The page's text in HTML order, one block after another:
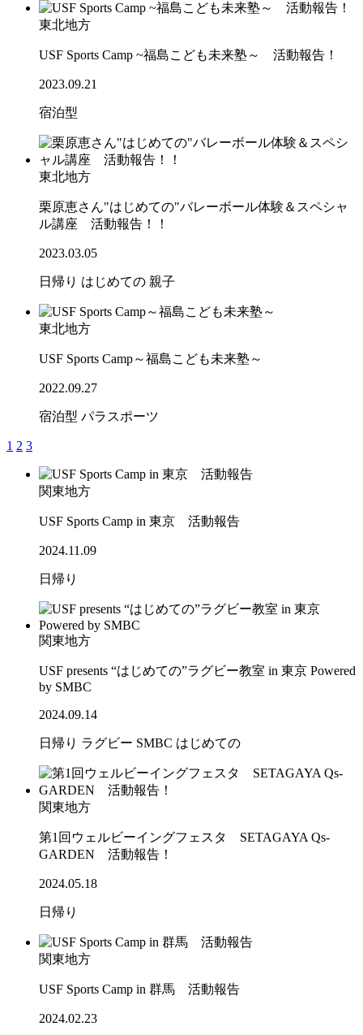
東北地方
USF Sports Camp ~福島こども未来塾～ 活動報告！
2023.09.21
宿泊型
東北地方
栗原恵さん"はじめての"バレーボール体験＆スペシャ
ル講座 活動報告！！
2023.03.05
日帰り はじめての 親子
東北地方
USF Sports Camp～福島こども未来塾～
2022.09.27
宿泊型 パラスポーツ
1 2 3
関東地方
USF Sports Camp in 東京 活動報告
2024.11.09
日帰り
関東地方
USF presents “はじめての”ラグビー教室 in 東京 Powered
by SMBC
2024.09.14
日帰り ラグビー SMBC はじめての
関東地方
第1回ウェルビーイングフェスタ SETAGAYA Qs-
GARDEN 活動報告！
2024.05.18
日帰り
関東地方
USF Sports Camp in 群馬 活動報告
2024.02.23